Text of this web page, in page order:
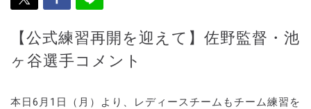
【公式練習再開を迎えて】佐野監督・池
ヶ谷選手コメント
本日6月1日（月）より、レディースチームもチーム練習を